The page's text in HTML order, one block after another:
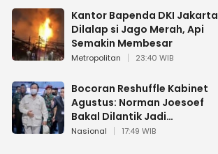
Kantor Bapenda DKI Jakarta
Dilalap si Jago Merah, Api
Semakin Membesar
Metropolitan 23:40 WIB
Bocoran Reshuffle Kabinet
Agustus: Norman Joesoef
Bakal Dilantik Jadi
Wamenhan RI
Nasional 17:49 WIB